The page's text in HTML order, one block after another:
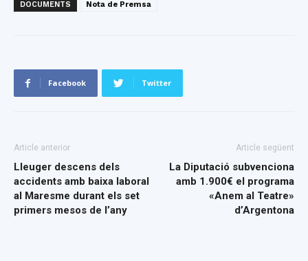
DOCUMENTS Nota de Premsa
Facebook Twitter
Article anterior
Lleuger descens dels
accidents amb baixa laboral
al Maresme durant els set
primers mesos de l’any
Article següent
La Diputació subvenciona
amb 1.900€ el programa
«Anem al Teatre»
d’Argentona